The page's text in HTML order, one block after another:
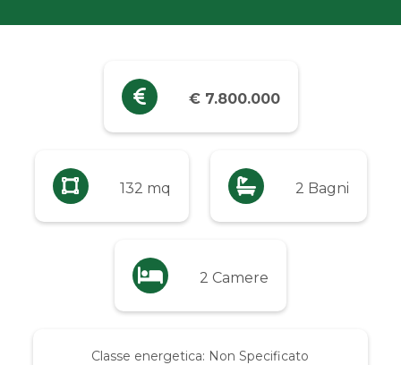
€ 7.800.000
132 mq 2 Bagni
2 Camere
Classe energetica: Non Specificato
Qualsiasi
Fino a € 5.000
Da € 10.000 a € 20.000